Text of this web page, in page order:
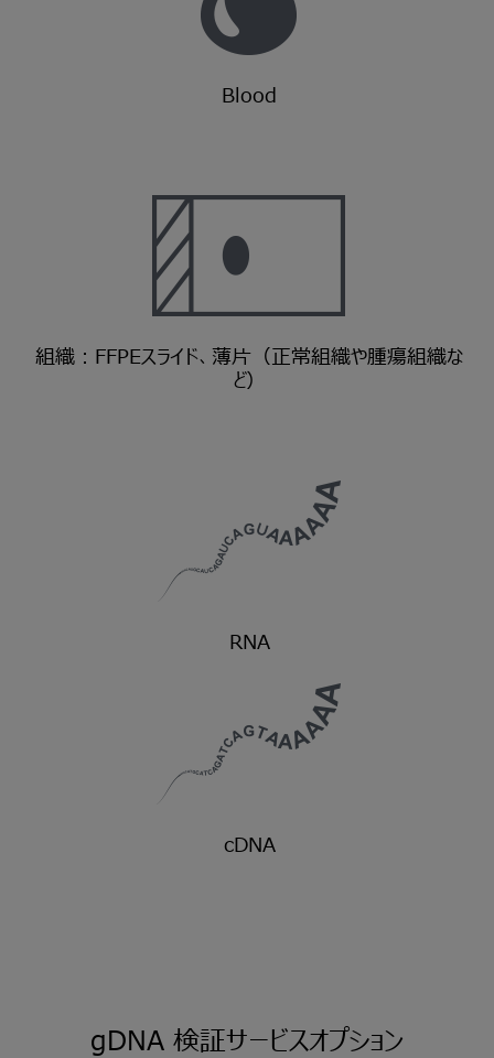
Blood
組織：FFPEスライド、薄片（正常組織や腫瘍組織な
ど）
RNA
cDNA
gDNA 検証サービスオプション